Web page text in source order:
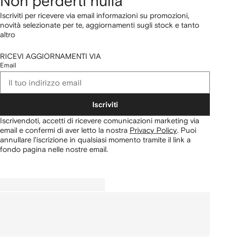
Iscriviti per ricevere via email informazioni su promozioni,
novità selezionate per te, aggiornamenti sugli stock e tanto
altro
RICEVI AGGIORNAMENTI VIA
Email
Iscriviti
Iscrivendoti, accetti di ricevere comunicazioni marketing via
email e confermi di aver letto la nostra Privacy Policy. Puoi
annullare l'iscrizione in qualsiasi momento tramite il link a
fondo pagina nelle nostre email.